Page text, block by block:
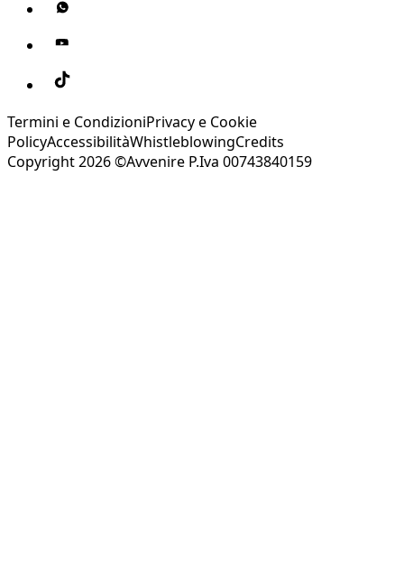
Termini e CondizioniPrivacy e Cookie
PolicyAccessibilitàWhistleblowingCredits
Copyright 2026 ©Avvenire P.Iva 00743840159